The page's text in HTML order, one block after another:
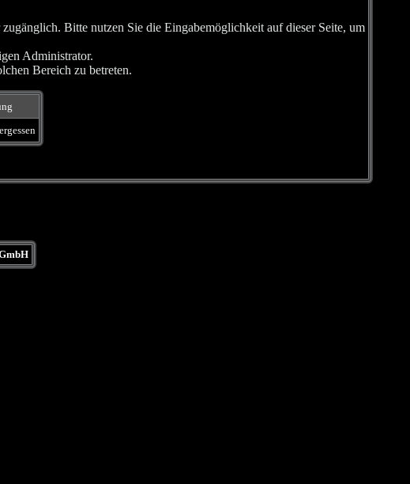
Bitte nutzen Sie die Eingabemöglichkeit auf dieser Seite, um
Administrator.
Bereich zu betreten.